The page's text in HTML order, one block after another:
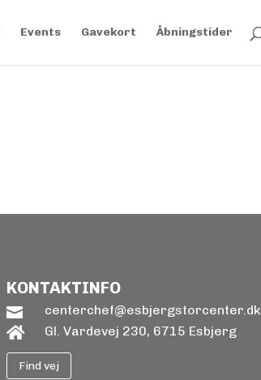
Events Gavekort Åbningstider
KONTAKTINFO
 centerchef@esbjergstorcenter.dk
 Gl. Vardevej 230, 6715 Esbjerg
Find vej